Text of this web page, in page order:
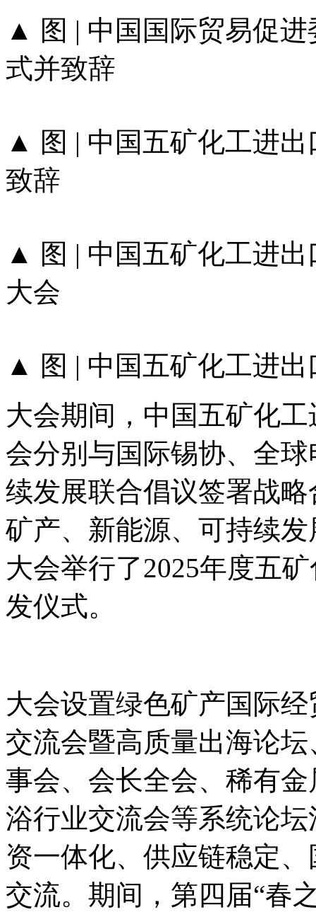
▲ 图 | 中国国际贸易促
式并致辞
▲ 图 | 中国五矿化工进
致辞
▲ 图 | 中国五矿化工进
大会
▲ 图 | 中国五矿化工进
大会期间，中国五矿化
会分别与国际锡协、全
续发展联合倡议签署战
矿产、新能源、可持续
大会举行了2025年度五
发仪式。
大会设置绿色矿产国际
交流会暨高质量出海论
事会、会长全会、稀有
浴行业交流会等系统论
资一体化、供应链稳定
交流。期间，第四届“春